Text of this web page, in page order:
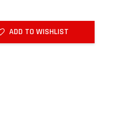
ADD TO WISHLIST